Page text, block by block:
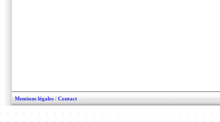
Mentions légales / Contact